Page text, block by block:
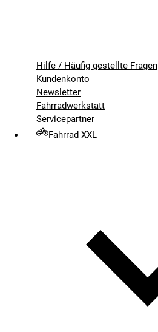
Hilfe / Häufig gestellte Fragen
Kundenkonto
Newsletter
Fahrradwerkstatt
Servicepartner
Fahrrad XXL